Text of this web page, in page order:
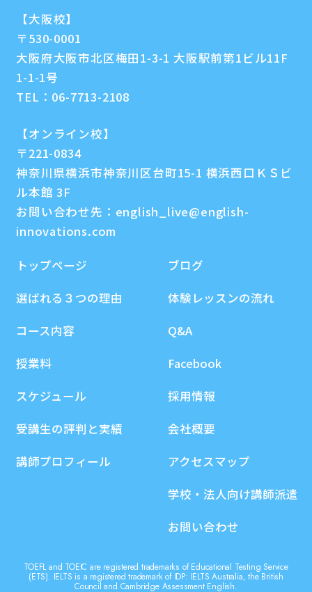
【大阪校】
〒530-0001
大阪府大阪市北区梅田1-3-1 大阪駅前第1ビル11F
1-1-1号
TEL： 06-7713-2108
【オンライン校】
〒221-0834
神奈川県横浜市神奈川区台町15-1 横浜西口ＫＳビ
ル本館 3F
お問い合わせ先： english_live@english-
innovations.com
トップページ
選ばれる３つの理由
コース内容
授業料
スケジュール
受講生の評判と実績
講師プロフィール
ブログ
体験レッスンの流れ
Q&A
Facebook
採用情報
会社概要
アクセスマップ
学校・法人向け講師派遣
お問い合わせ
TOEFL and TOEIC are registered trademarks of Educational Testing Service
(ETS). IELTS is a registered trademark of IDP: IELTS Australia, the British
Council and Cambridge Assessment English.